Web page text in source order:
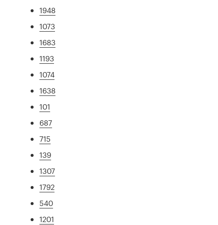
1948
1073
1683
1193
1074
1638
101
687
715
139
1307
1792
540
1201